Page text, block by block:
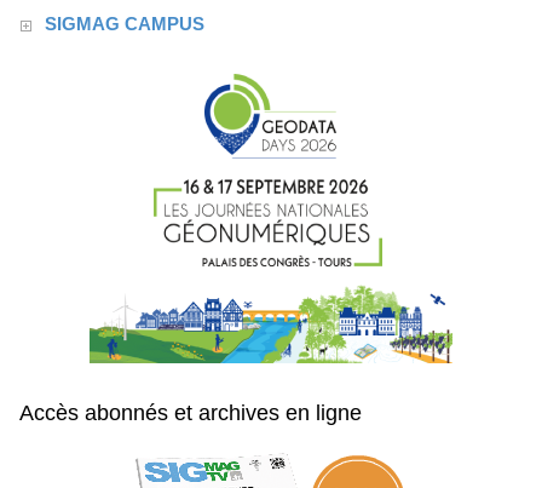
SIGMAG CAMPUS
Accès abonnés et archives en ligne